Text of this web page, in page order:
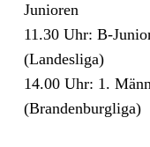
Junioren
11.30 Uhr: B-
(Landesliga)
14.00 Uhr: 1.
(Brandenburgliga)